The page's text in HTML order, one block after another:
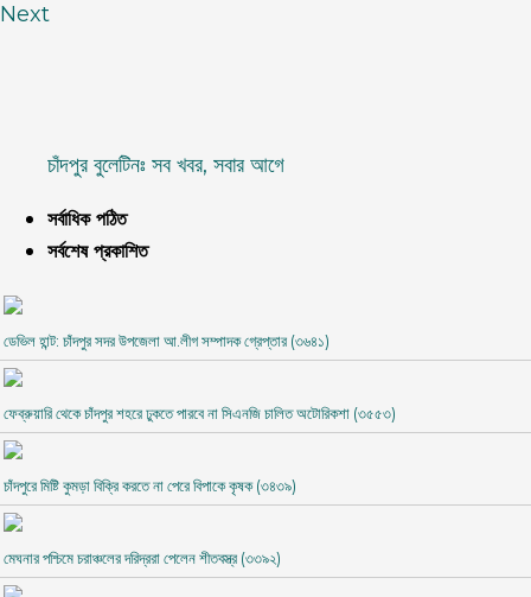
Next
চাঁদপুর বুলেটিনঃ সব খবর, সবার আগে
সর্বাধিক পঠিত
সর্বশেষ প্রকাশিত
ডেভিল হান্ট: চাঁদপুর সদর উপজেলা আ.লীগ সম্পাদক গ্রেপ্তার (৩৬৪১)
ফেব্রুয়ারি থেকে চাঁদপুর শহরে ঢুকতে পারবে না সিএনজি চালিত অটোরিকশা (৩৫৫৩)
চাঁদপুরে মিষ্টি কুমড়া বিক্রি করতে না পেরে বিপাকে কৃষক (৩৪৩৯)
মেঘনার পশ্চিমে চরাঞ্চলের দরিদ্ররা পেলেন শীতবস্ত্র (৩৩৯২)